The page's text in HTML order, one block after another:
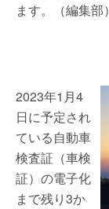
ます。（編集部）
2023年1月4
日に予定され
ている自動車
検査証（車検
証）の電子化
まで残り3か